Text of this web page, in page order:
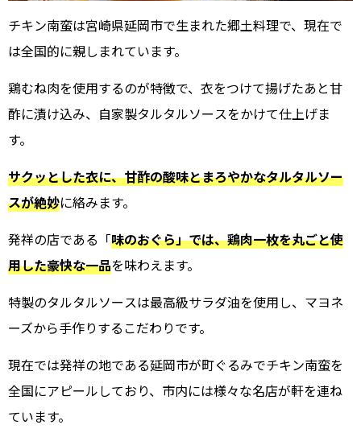
チキン南蛮は宮崎県延岡市で生まれた郷土料理で、現在で
は全国的に親しまれています。
鶏むね肉を使用するのが特徴で、衣をつけて揚げたあと甘
酢に漬け込み、自家製タルタルソースをかけて仕上げま
す。
サクッとした衣に、甘酢の酸味とまろやかなタルタルソー
スが絶妙に絡みます。
発祥の店である「味のおぐら」では、鶏肉一枚を丸ごと使
用した豪快な一品を味わえます。
特製のタルタルソースは最高級サラダ油を使用し、マヨネ
ーズから手作りするこだわりです。
現在では発祥の地である延岡市が町ぐるみでチキン南蛮を
全国にアピールしており、市内には様々な名店が軒を連ね
ています。